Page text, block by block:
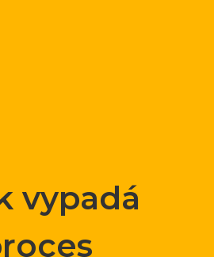
vypadá